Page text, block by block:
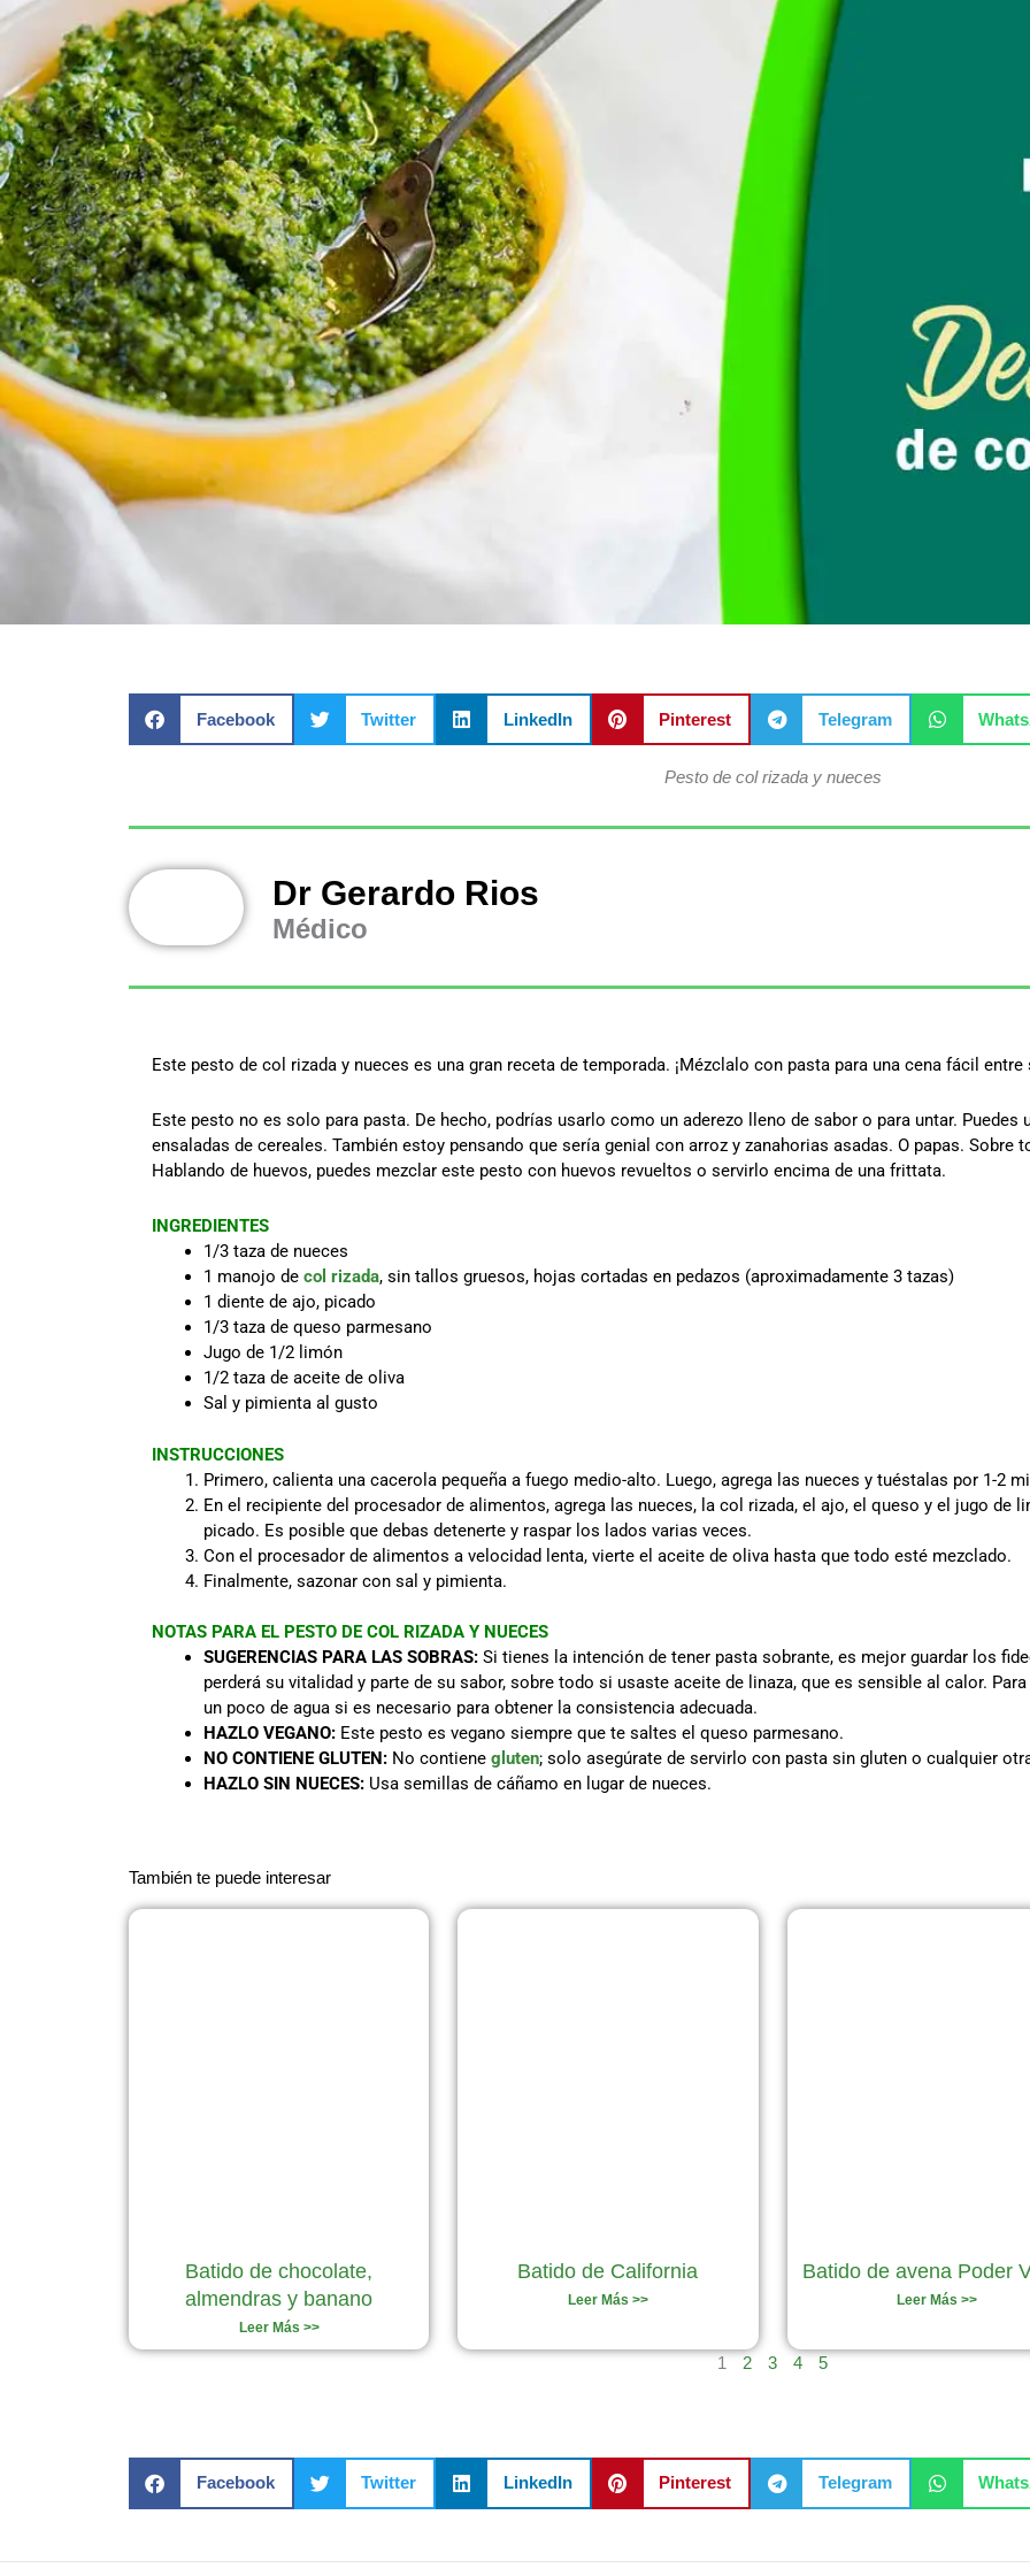
Facebook Twitter LinkedIn Pinterest Telegram
Pesto de col rizada y nueces
Dr Gerardo Rios
Médico
Este pesto de col rizada y nueces es una gran receta de temporada. ¡Mézclalo con pasta para una cena fácil entre
Este pesto no es solo para pasta. De hecho, podrías usarlo como un aderezo lleno de sabor o para untar.
ensaladas de cereales. También estoy pensando que sería genial con arroz y zanahorias asadas. O papas.
Hablando de huevos, puedes mezclar este pesto con huevos revueltos o servirlo encima de una frittata.
INGREDIENTES
1/3 taza de nueces
1 manojo de col rizada, sin tallos gruesos, hojas cortadas en pedazos (aproximadamente 3 tazas)
1 diente de ajo, picado
1/3 taza de queso parmesano
Jugo de 1/2 limón
1/2 taza de aceite de oliva
Sal y pimienta al gusto
INSTRUCCIONES
Primero, calienta una cacerola pequeña a fuego medio-alto. Luego, agrega las nueces y tuéstalas por 1-2
En el recipiente del procesador de alimentos, agrega las nueces, la col rizada, el ajo, el queso y el jugo de
picado. Es posible que debas detenerte y raspar los lados varias veces.
Con el procesador de alimentos a velocidad lenta, vierte el aceite de oliva hasta que todo esté mezclado.
Finalmente, sazonar con sal y pimienta.
NOTAS PARA EL PESTO DE COL RIZADA Y NUECES
SUGERENCIAS PARA LAS SOBRAS: Si tienes la intención de tener pasta sobrante, es mejor guardar los
perderá su vitalidad y parte de su sabor, sobre todo si usaste aceite de linaza, que es sensible al calor.
un poco de agua si es necesario para obtener la consistencia adecuada.
HAZLO VEGANO: Este pesto es vegano siempre que te saltes el queso parmesano.
NO CONTIENE GLUTEN: No contiene gluten; solo asegúrate de servirlo con pasta sin gluten o cualquier
HAZLO SIN NUECES: Usa semillas de cáñamo en lugar de nueces.
También te puede interesar
Batido de chocolate,
almendras y banano
Leer Más >>
Batido de California
Leer Más >>
Batido de avena Poder
Leer Más >>
Página
1
Página
2
Página
3 4 5
Facebook Twitter LinkedIn Pinterest Telegram